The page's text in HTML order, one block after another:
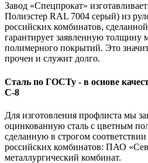
Завод «Спецпрокат»
Полиэстер RAL 7004 серый) из
российских комбинатов,
гарантирует заявленную толщину
полимерного покрытий. Это
прочен и служит долго.
Сталь по ГОСТу - в основе
C-8
Для изготовления профлиста мы
оцинкованную сталь с цветным
сделанную в строгом
российских комбинатов: ПАО
металлургический комбинат.